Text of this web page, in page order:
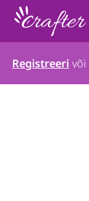
Registreeri või